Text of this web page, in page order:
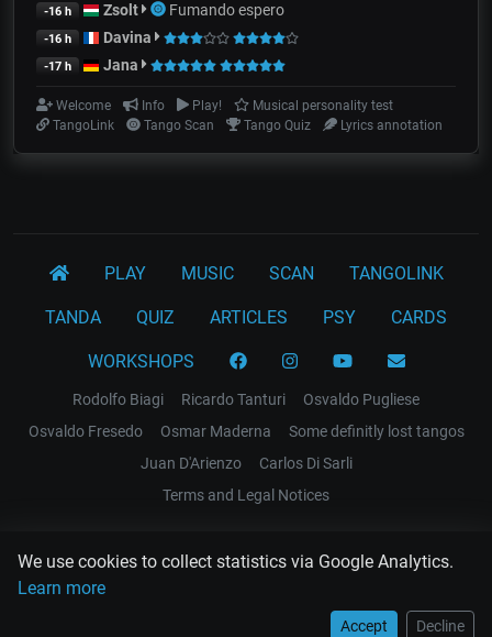
We use cookies to collect statistics via Google Analytics.
Learn more
Accept Decline
-16 h Zsolt Fumando espero
-16 h Davina
-17 h Jana
Welcome Info Play!
Musical personality test
TangoLink
Tango Scan Tango Quiz Lyrics annotation
PLAY MUSIC SCAN TANGOLINK
TANDA QUIZ ARTICLES PSY CARDS
WORKSHOPS
Rodolfo Biagi Ricardo Tanturi
Osvaldo Pugliese
Osvaldo Fresedo
Osmar Maderna
Some definitly lost tangos
Juan D'Arienzo
Carlos Di Sarli
Terms and Legal Notices
EL RECODO TANGO